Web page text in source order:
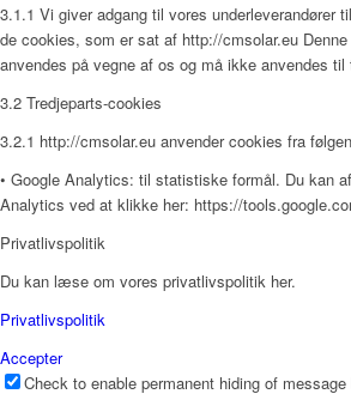
3.1.1 Vi giver adgang til vores underleverandører
de cookies, som er sat af http://cmsolar.eu
anvendes på vegne af os og må ikke anvendes til
3.2 Tredjeparts-cookies
3.2.1 http://cmsolar.eu anvender cookies fra
• Google Analytics: til statistiske formål. Du kan
Analytics ved at klikke her: https://
Privatlivspolitik
Du kan læse om vores privatlivspolitik her.
Privatlivspolitik
Accepter
Check to enable permanent hiding of